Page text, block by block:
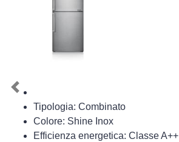
Tipologia: Combinato
Colore: Shine Inox
Efficienza energetica: Classe A++
Previous